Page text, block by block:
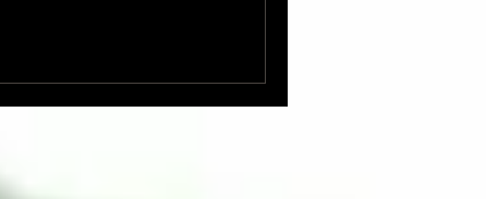
たしてメシアンのアーメ
しょうか？ 成就…⁈ 🤔 昨
トークをし沢山の珍プレ
へ、そして肩透かしの炸
と爆走しました💨 昨日朝発